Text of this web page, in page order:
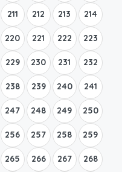
211 212 213 214
220 221 222 223
229 230 231 232
238 239 240 241
247 248 249 250
256 257 258 259
265 266 267 268